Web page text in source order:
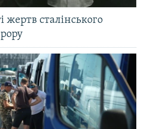
жертв сталінського